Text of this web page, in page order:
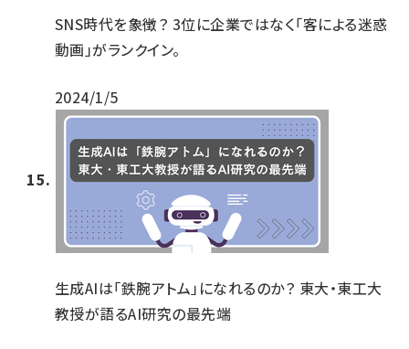
SNS時代を象徴？ 3位に企業ではなく「客による迷惑
動画」がランクイン。
2024/1/5
生成AIは「鉄腕アトム」になれるのか？ 東大・東工大
教授が語るAI研究の最先端